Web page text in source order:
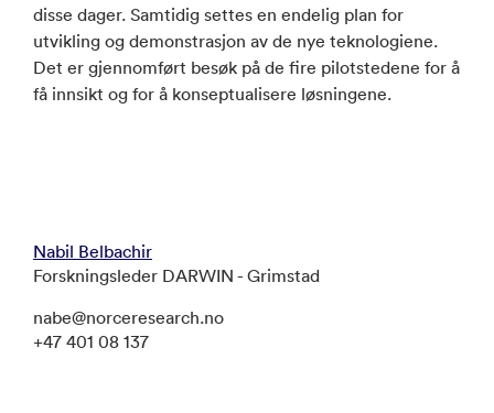
disse dager. Samtidig settes en endelig plan for
utvikling og demonstrasjon av de nye teknologiene.
Det er gjennomført besøk på de fire pilotstedene for å
få innsikt og for å konseptualisere løsningene.
Nabil Belbachir
Forskningsleder DARWIN - Grimstad
nabe@norceresearch.no
+47 401 08 137